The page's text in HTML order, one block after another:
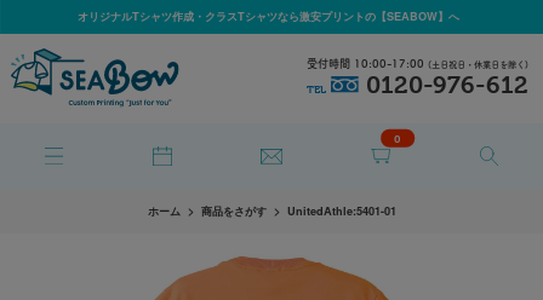
オリジナルTシャツ作成・クラスTシャツなら激安プリントの【SEABOW】へ
0
受付時間 10:00-17:00 (土日祝日・休業日を除く)
TEL 0120-976-612
ホーム 商品をさがす UnitedAthle:5401-01